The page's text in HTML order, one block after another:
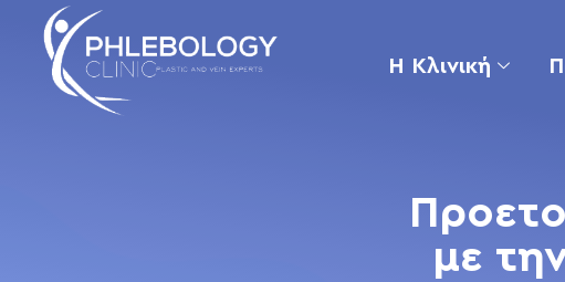
Η Κλινική
με